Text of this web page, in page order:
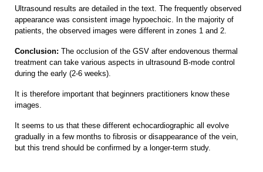
Ultrasound results are detailed in the text. The frequently observed
appearance was consistent image hypoechoic. In the majority of
patients, the observed images were different in zones 1 and 2.
Conclusion: The occlusion of the GSV after endovenous thermal
treatment can take various aspects in ultrasound B-mode control
during the early (2-6 weeks).
It is therefore important that beginners practitioners know these
images.
It seems to us that these different echocardiographic all evolve
gradually in a few months to fibrosis or disappearance of the vein,
but this trend should be confirmed by a longer-term study.